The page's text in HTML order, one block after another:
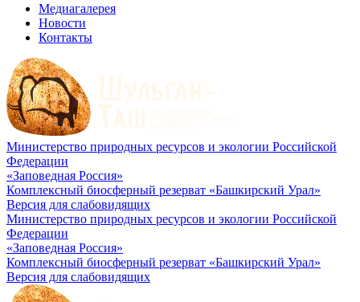
Медиагалерея
Новости
Контакты
Министерство природных ресурсов и экологии Российской
Федерации
«Заповедная Россия»
Комплексный биосферный резерват «Башкирский Урал»
Версия для слабовидящих
Министерство природных ресурсов и экологии Российской
Федерации
«Заповедная Россия»
Комплексный биосферный резерват «Башкирский Урал»
Версия для слабовидящих